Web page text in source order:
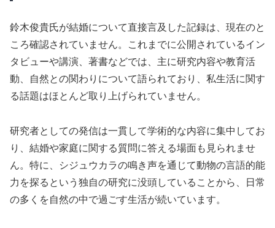
鈴木俊貴氏が結婚について直接言及した記録は、現在のと
ころ確認されていません。これまでに公開されているイン
タビューや講演、著書などでは、主に研究内容や教育活
動、自然との関わりについて語られており、私生活に関す
る話題はほとんど取り上げられていません。
研究者としての発信は一貫して学術的な内容に集中してお
り、結婚や家庭に関する質問に答える場面も見られませ
ん。特に、シジュウカラの鳴き声を通じて動物の言語的能
力を探るという独自の研究に没頭していることから、日常
の多くを自然の中で過ごす生活が続いています。